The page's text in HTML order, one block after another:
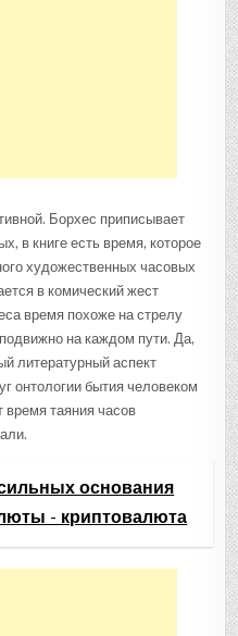
Борхес приписывает
в книге есть время, которое
художественных часовых
в комический жест
время похоже на стрелу
на каждом пути. Да,
литературный аспект
онтологии бытия человеком
таяния часов
основания
- криптовалюта